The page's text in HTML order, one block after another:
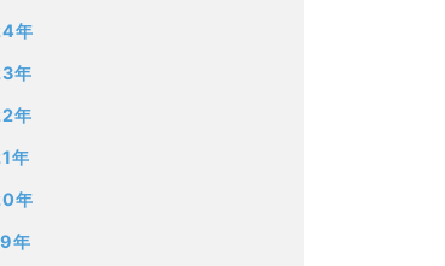
年
年
年
年
年
年